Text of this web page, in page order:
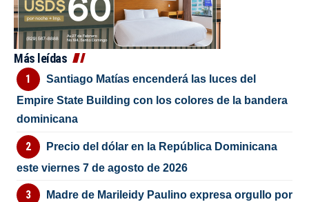
Más leídas
Santiago Matías encenderá las luces del
Empire State Building con los colores de la bandera
dominicana
Precio del dólar en la República Dominicana
este viernes 7 de agosto de 2026
Madre de Marileidy Paulino expresa orgullo por